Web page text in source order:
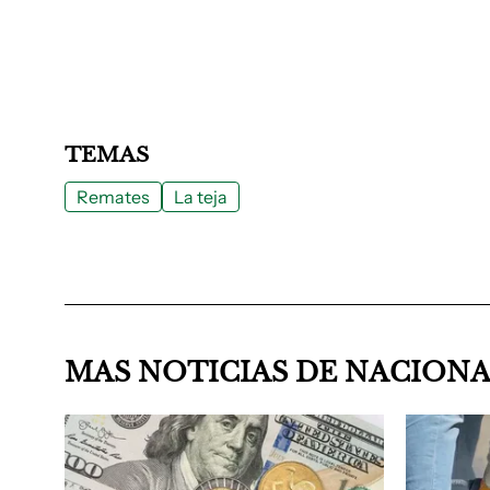
TEMAS
Remates La teja
MAS NOTICIAS DE